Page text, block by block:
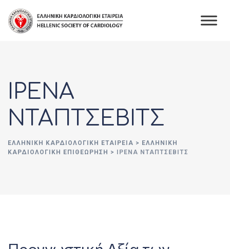
content
ΙΡΕΝΑ
ΝΤΑΠΤΣΕΒΙΤΣ
ΕΛΛΗΝΙΚΉ ΚΑΡΔΙΟΛΟΓΙΚΉ ΕΤΑΙΡΕΊΑ > ΕΛΛΗΝΙΚΗ
ΚΑΡΔΙΟΛΟΓΙΚΗ ΕΠΙΘΕΩΡΗΣΗ > ΙΡΕΝΑ ΝΤΑΠΤΣΕΒΙΤΣ